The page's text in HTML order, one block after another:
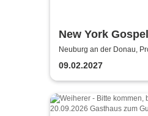
New York
Neuburg an der Donau,
09.02.2027